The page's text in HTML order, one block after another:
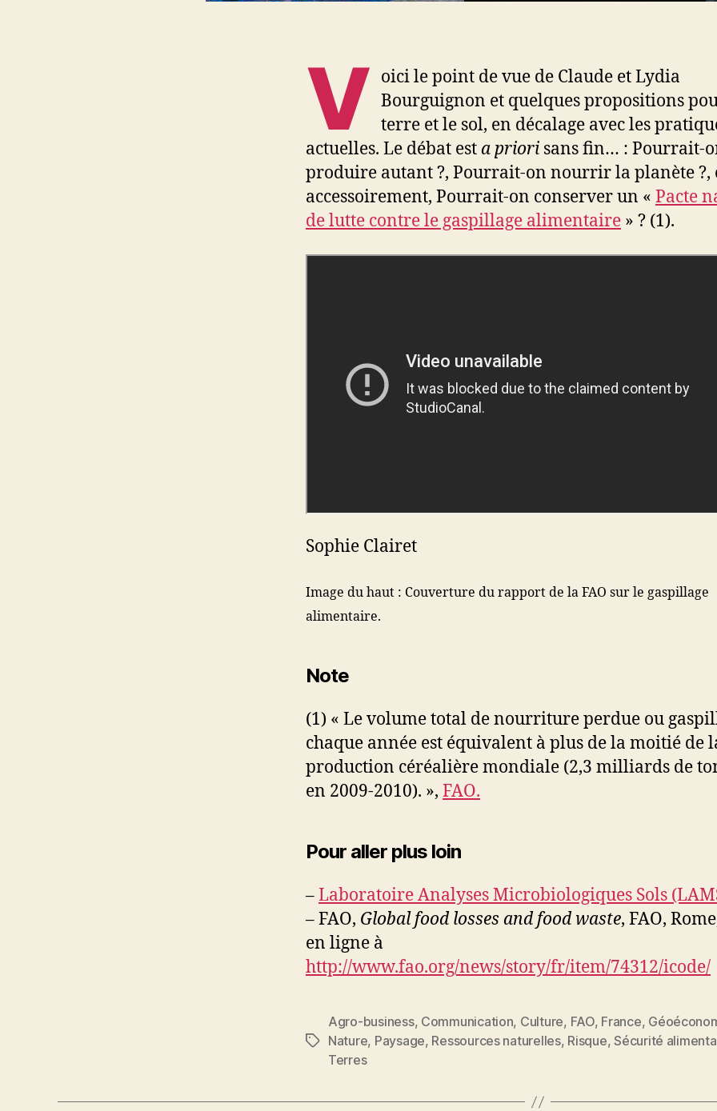
V oici le point de vue de Claude et Lydia
Bourguignon et quelques propositions
terre et le sol, en décalage avec les
actuelles. Le débat est a priori sans fin… : Pourrait-
produire autant ?, Pourrait-on nourrir la planète ?,
accessoirement, Pourrait-on conserver un « Pacte
de lutte contre le gaspillage alimentaire » ? (1).
Sophie Clairet
Image du haut : Couverture du rapport de la FAO sur le gaspillage
alimentaire.
Note
(1) « Le volume total de nourriture perdue ou
chaque année est équivalent à plus de la moitié de
production céréalière mondiale (2,3 milliards de
en 2009-2010). », FAO.
Pour aller plus loin
–Laboratoire Analyses Microbiologiques Sols
– FAO, Global food losses and food waste, FAO,
en ligne à
http://www.fao.org/news/story/fr/item/74312/icode/
Étiquettes
Agro-business, Communication, Culture, FAO, France,
Nature, Paysage, Ressources naturelles, Risque,Sécurité
Terres